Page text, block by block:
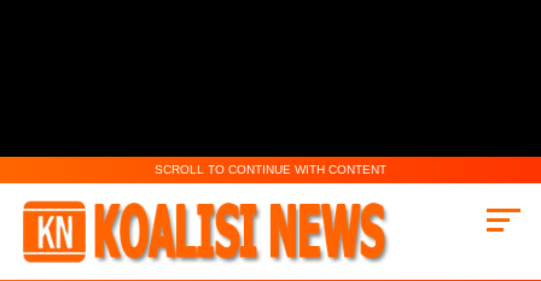
SCROLL TO CONTINUE WITH CONTENT